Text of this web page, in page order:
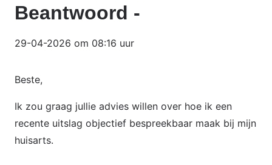
Beantwoord -
29-04-2026 om 08:16 uur
Beste,
Ik zou graag jullie advies willen over hoe ik een
recente uitslag objectief bespreekbaar maak bij mijn
huisarts.